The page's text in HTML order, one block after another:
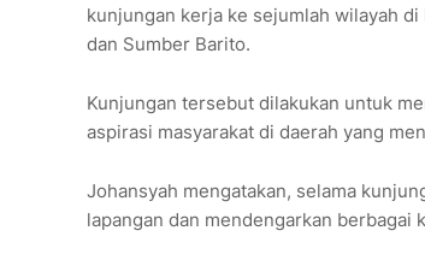
kunjungan kerja ke sejumlah wilayah
dan Sumber Barito.
Kunjungan tersebut dilakukan untuk
aspirasi masyarakat di daerah yang
Johansyah mengatakan, selama
lapangan dan mendengarkan berbagai